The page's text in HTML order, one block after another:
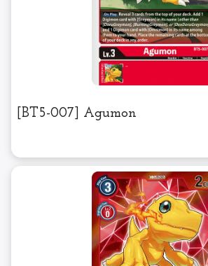
[BT5-007] Agumon